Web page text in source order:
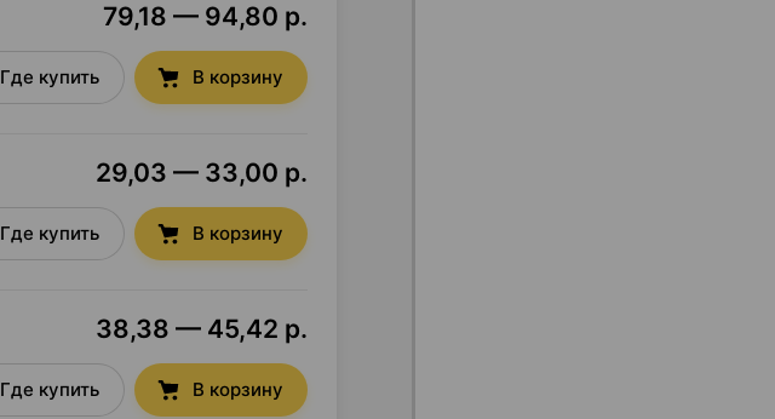
79,18 — 94,80 р.
Где купить В корзину
29,03 — 33,00 р.
Где купить В корзину
38,38 — 45,42 р.
Где купить В корзину